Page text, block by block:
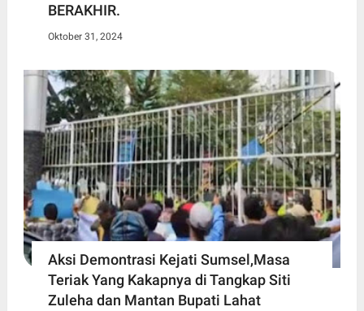
BERAKHIR.
Oktober 31, 2024
Aksi Demontrasi Kejati Sumsel,Masa
Teriak Yang Kakapnya di Tangkap Siti
Zuleha dan Mantan Bupati Lahat